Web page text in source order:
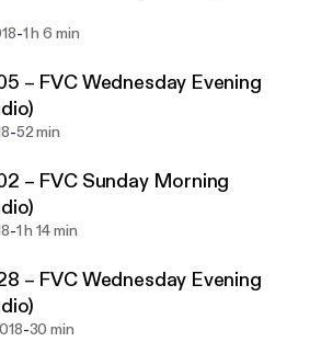
-1 h 6 min
– FVC Wednesday Evening
-52 min
– FVC Sunday Morning
-1 h 14 min
– FVC Wednesday Evening
-30 min